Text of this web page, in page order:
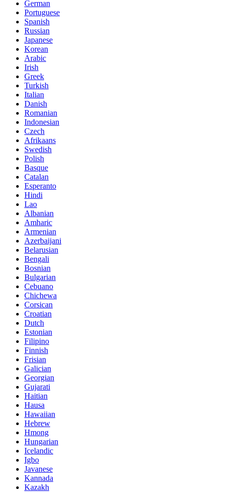
German
Portuguese
Spanish
Russian
Japanese
Korean
Arabic
Irish
Greek
Turkish
Italian
Danish
Romanian
Indonesian
Czech
Afrikaans
Swedish
Polish
Basque
Catalan
Esperanto
Hindi
Lao
Albanian
Amharic
Armenian
Azerbaijani
Belarusian
Bengali
Bosnian
Bulgarian
Cebuano
Chichewa
Corsican
Croatian
Dutch
Estonian
Filipino
Finnish
Frisian
Galician
Georgian
Gujarati
Haitian
Hausa
Hawaiian
Hebrew
Hmong
Hungarian
Icelandic
Igbo
Javanese
Kannada
Kazakh